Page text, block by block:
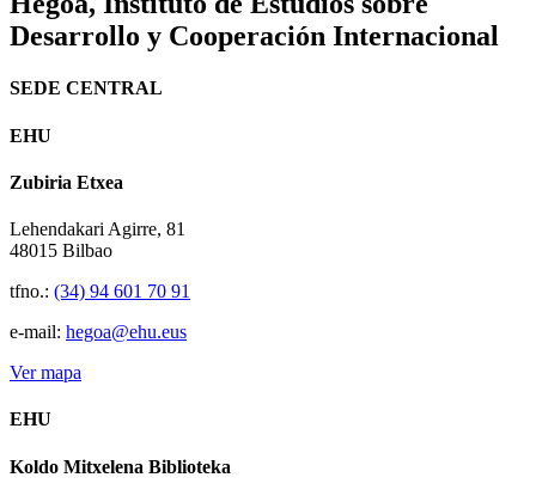
Desarrollo y Cooperación Internacional
SEDE CENTRAL
EHU
Zubiria Etxea
Lehendakari Agirre, 81
48015 Bilbao
tfno.: (34) 94 601 70 91
e-mail: hegoa@ehu.eus
Ver mapa
EHU
Koldo Mitxelena Biblioteka